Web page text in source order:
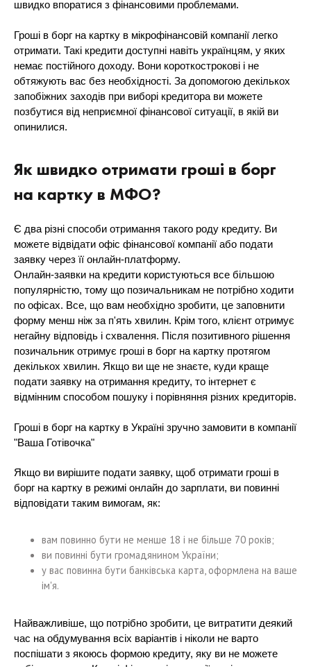
швидко впоратися з фінансовими проблемами.
Гроші в борг на картку в мікрофінансовій компанії легко
отримати. Такі кредити доступні навіть українцям, у яких
немає постійного доходу. Вони короткострокові і не
обтяжують вас без необхідності. За допомогою декількох
запобіжних заходів при виборі кредитора ви можете
позбутися від неприємної фінансової ситуації, в якій ви
опинилися.
Як швидко отримати гроші в борг
на картку в МФО?
Є два різні способи отримання такого роду кредиту. Ви
можете відвідати офіс фінансової компанії або подати
заявку через її онлайн-платформу.
Онлайн-заявки на кредити користуються все більшою
популярністю, тому що позичальникам не потрібно ходити
по офісах. Все, що вам необхідно зробити, це заповнити
форму менш ніж за п'ять хвилин. Крім того, клієнт отримує
негайну відповідь і схвалення. Після позитивного рішення
позичальник отримує гроші в борг на картку протягом
декількох хвилин. Якщо ви ще не знаєте, куди краще
подати заявку на отримання кредиту, то інтернет є
відмінним способом пошуку і порівняння різних кредиторів.
Гроші в борг на картку в Україні зручно замовити в компанії
"Ваша Готівочка"
Якщо ви вирішите подати заявку, щоб отримати гроші в
борг на картку в режимі онлайн до зарплати, ви повинні
відповідати таким вимогам, як:
вам повинно бути не менше 18 і не більше 70 років;
ви повинні бути громадянином України;
у вас повинна бути банківська карта, оформлена на ваше
ім'я.
Найважливіше, що потрібно зробити, це витратити деякий
час на обдумування всіх варіантів і ніколи не варто
поспішати з якоюсь формою кредиту, яку ви не можете